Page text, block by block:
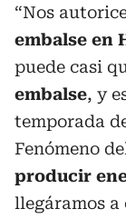
“Nos
embalse en
puede casi
embalse, y
temporada
Fenómeno
producir
llegáramos